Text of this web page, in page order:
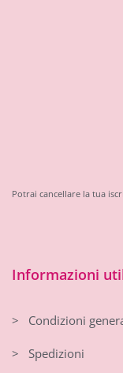
Potrai cancellare la tua
Informazioni
> Condizioni
> Spedizioni